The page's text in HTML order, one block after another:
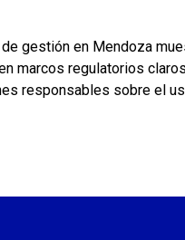
gestión en Mendoza
marcos regulatorios
responsables sobre el